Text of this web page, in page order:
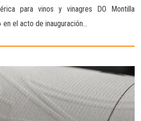
para vinos y vinagres DO Montilla
en el acto de inauguración…